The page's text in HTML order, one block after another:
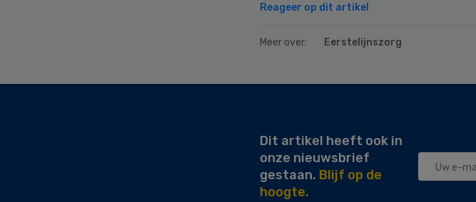
Reageer op dit artikel
Meer over: Eerstelijnszorg
Dit artikel heeft ook in
onze nieuwsbrief
gestaan. Blijf op de
hoogte.